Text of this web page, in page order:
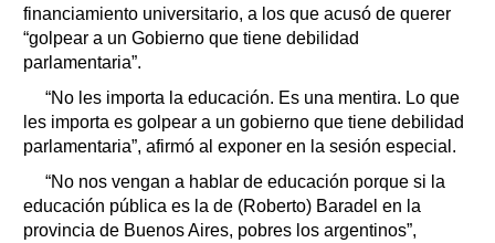
financiamiento universitario, a los que acusó de querer
“golpear a un Gobierno que tiene debilidad
parlamentaria”.
“No les importa la educación. Es una mentira. Lo que
les importa es golpear a un gobierno que tiene debilidad
parlamentaria”, afirmó al exponer en la sesión especial.
“No nos vengan a hablar de educación porque si la
educación pública es la de (Roberto) Baradel en la
provincia de Buenos Aires, pobres los argentinos”,